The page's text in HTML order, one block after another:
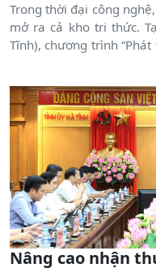
Trong thời đại công
mở ra cả kho tri thức.
Tĩnh), chương trình
Nâng cao nhận